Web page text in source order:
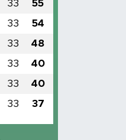
33 55
33 54
33 48
33 40
33 40
33 37